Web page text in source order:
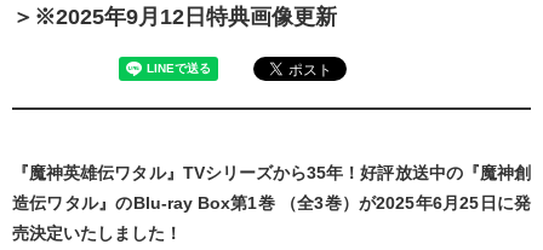
＞※2025年9月12日特典画像更新
『魔神英雄伝ワタル』TVシリーズから35年！好評放送中の『魔神創
造伝ワタル』のBlu-ray Box第1巻 （全3巻）が2025年6月25日に発
売決定いたしました！